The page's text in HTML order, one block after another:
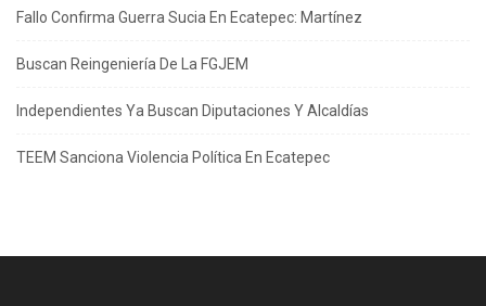
Fallo Confirma Guerra Sucia En Ecatepec: Martínez
Buscan Reingeniería De La FGJEM
Independientes Ya Buscan Diputaciones Y Alcaldías
TEEM Sanciona Violencia Política En Ecatepec